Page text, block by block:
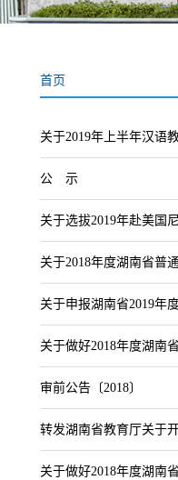
首页
关于2019年上半年汉语
公 示
关于选拔2019年赴美国
关于2018年度湖南省普
关于申报湖南省2019年
关于做好2018年度湖南
审前公告〔2018〕
转发湖南省教育厅关于
关于做好2018年度湖南